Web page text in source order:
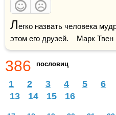
Легко назвать человека
этом его друзей.    Марк Твен
386 пословиц
1 2 3 4 5 6
13
14 15 16